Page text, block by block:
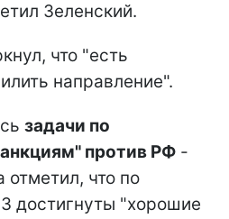
Зеленский.
что "есть
направление".
задачи по
против РФ -
отметил, что по
достигнуты "хорошие